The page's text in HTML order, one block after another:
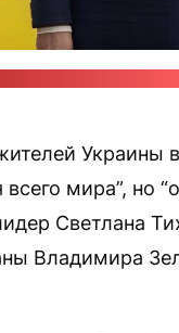
Украины
мира”, но
Светлана
Владимира